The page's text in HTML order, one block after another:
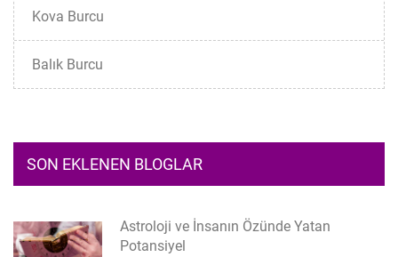
Kova Burcu
Balık Burcu
SON EKLENEN BLOGLAR
Astroloji ve İnsanın Özünde Yatan
Potansiyel